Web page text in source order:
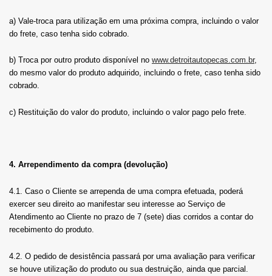
a) Vale-troca para utilização em uma próxima compra, incluindo o valor
do frete, caso tenha sido cobrado.
b) Troca por outro produto disponível no www.detroitautopecas.com.br,
do mesmo valor do produto adquirido, incluindo o frete, caso tenha sido
cobrado.
c) Restituição do valor do produto, incluindo o valor pago pelo frete.
4. Arrependimento da compra (devolução)
4.1. Caso o Cliente se arrependa de uma compra efetuada, poderá
exercer seu direito ao manifestar seu interesse ao Serviço de
Atendimento ao Cliente no prazo de 7 (sete) dias corridos a contar do
recebimento do produto.
4.2. O pedido de desistência passará por uma avaliação para verificar
se houve utilização do produto ou sua destruição, ainda que parcial.